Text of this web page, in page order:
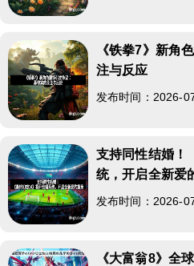
《铁拳7》新角
注与反应
发布时间：2026-
支持同性结婚！
统，开启全新爱
发布时间：2026-
《大富翁8》全